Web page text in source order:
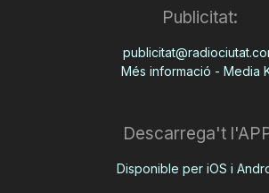
Publicitat:
Més informació - Media
Descarrega't
Disponible per iOS i